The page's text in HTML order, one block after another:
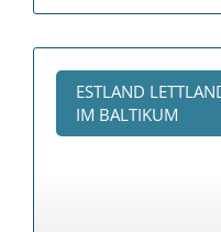
ESTLAND
IM BALTIKUM